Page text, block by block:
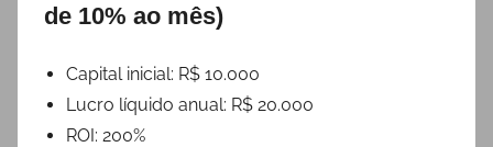
de 10% ao mês)
Capital inicial: R$ 10.000
Lucro líquido anual: R$ 20.000
ROI: 200%